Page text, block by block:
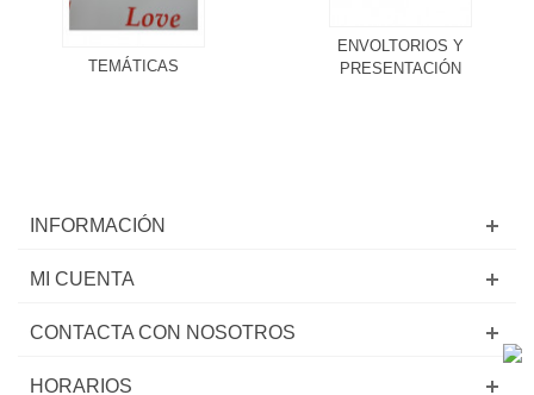
TEMÁTICAS
ENVOLTORIOS Y
PRESENTACIÓN
INFORMACIÓN
MI CUENTA
CONTACTA CON NOSOTROS
HORARIOS